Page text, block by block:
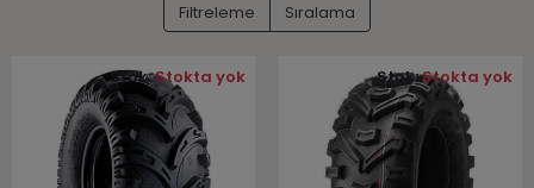
Filtreleme Sıralama
Stok:Stokta yok Stok:Stokta yok